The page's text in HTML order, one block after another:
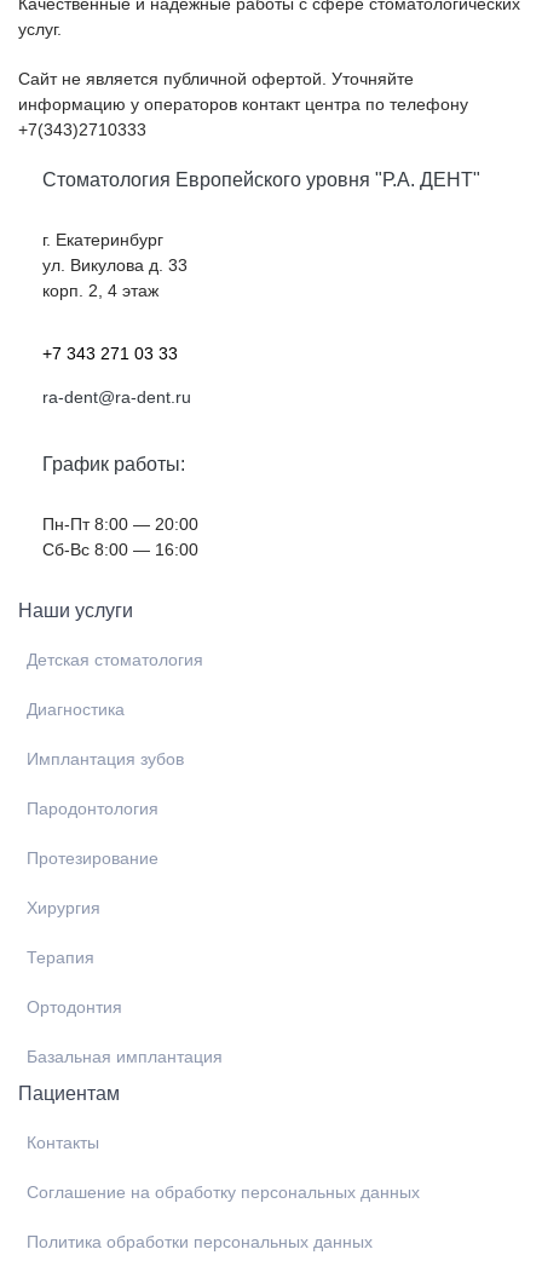
услуг.
Сайт не является публичной офертой. Уточняйте
информацию у операторов контакт центра по телефону
+7(343)2710333
Стоматология Европейского уровня "Р.А. ДЕНТ"
г. Екатеринбург
ул. Викулова д. 33
корп. 2, 4 этаж
+7 343 271 03 33
ra-dent@ra-dent.ru
График работы:
Пн-Пт 8:00 — 20:00
Cб-Вс 8:00 — 16:00
Наши услуги
Детская стоматология
Диагностика
Имплантация зубов
Пародонтология
Протезирование
Хирургия
Терапия
Ортодонтия
Базальная имплантация
Пациентам
Контакты
Соглашение на обработку персональных данных
Политика обработки персональных данных